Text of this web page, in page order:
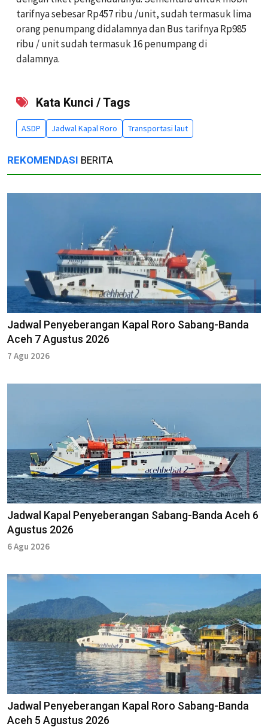
tarifnya sebesar Rp457 ribu /unit, sudah termasuk lima
orang penumpang didalamnya dan Bus tarifnya Rp985
ribu / unit sudah termasuk 16 penumpang di
dalamnya.
Kata Kunci / Tags
ASDP Jadwal Kapal Roro Transportasi laut
REKOMENDASI BERITA
Jadwal Penyeberangan Kapal Roro Sabang-Banda
Aceh 7 Agustus 2026
7 Agu 2026
Jadwal Kapal Penyeberangan Sabang-Banda Aceh 6
Agustus 2026
6 Agu 2026
Jadwal Penyeberangan Kapal Roro Sabang-Banda
Aceh 5 Agustus 2026